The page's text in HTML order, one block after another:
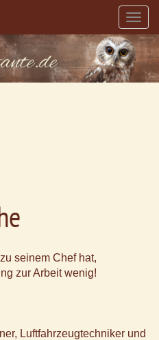
seinem Chef hat,
zur Arbeit wenig!
Luftfahrzeugtechniker und